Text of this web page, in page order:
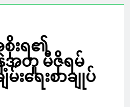
းရ၏
တူ မီဇိုရမ်
မ်းရေးစာချုပ်